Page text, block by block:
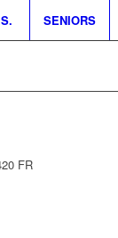
SENIORS
FR